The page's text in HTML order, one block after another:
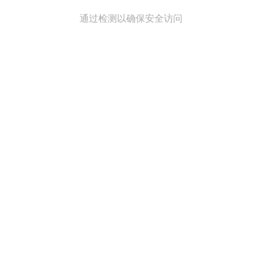
通过检测以确保安全访问